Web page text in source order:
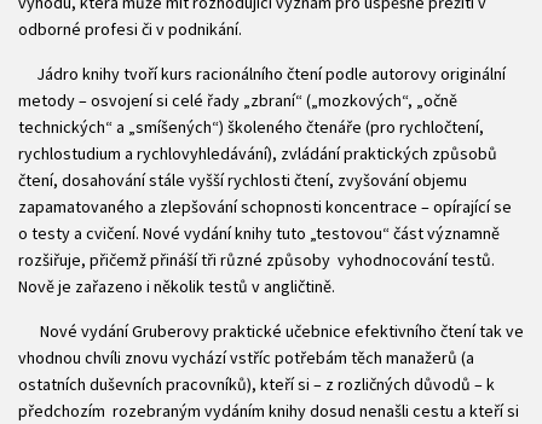
odborné profesi či v podnikání.
Jádro knihy tvoří kurs racionálního čtení podle autorovy originální
metody – osvojení si celé řady „zbraní“ („mozkových“, „očně
technických“ a „smíšených“) školeného čtenáře (pro rychločtení,
rychlostudium a rychlovyhledávání), zvládání praktických způsobů
čtení, dosahování stále vyšší rychlosti čtení, zvyšování objemu
zapamatovaného a zlepšování schopnosti koncentrace – opírající se
o testy a cvičení. Nové vydání knihy tuto „testovou“ část významně
rozšiřuje, přičemž přináší tři různé způsoby vyhodnocování testů.
Nově je zařazeno i několik testů v angličtině.
Nové vydání Gruberovy praktické učebnice efektivního čtení tak ve
vhodnou chvíli znovu vychází vstříc potřebám těch manažerů (a
ostatních duševních pracovníků), kteří si – z rozličných důvodů – k
předchozím rozebraným vydáním knihy dosud nenašli cestu a kteří si